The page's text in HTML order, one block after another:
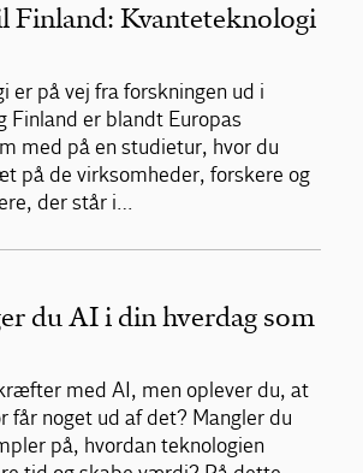
Finland: Kvanteteknologi
er på vej fra forskningen ud i
Finland er blandt Europas
med på en studietur, hvor du
på de virksomheder, forskere og
der står i…
du AI i din hverdag som
med AI, men oplever du, at
får noget ud af det? Mangler du
på, hvordan teknologien